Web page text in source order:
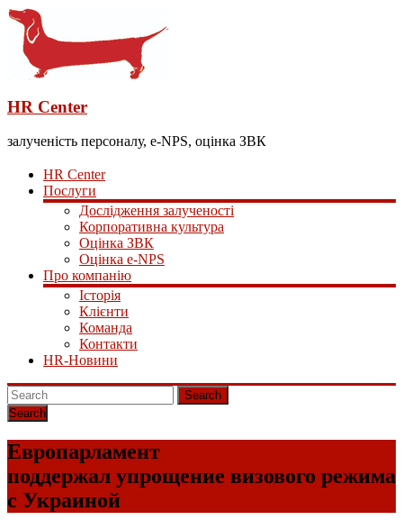
HR Center
залученість персоналу, e-NPS, оцінка ЗВК
HR Center
Послуги
Дослідження залученості
Корпоративна культура
Оцінка ЗВК
Оцінка e-NPS
Про компанію
Історія
Клієнти
Команда
Контакти
HR-Новини
Search
Европарламент
поддержал упрощение визового режима
с Украиной